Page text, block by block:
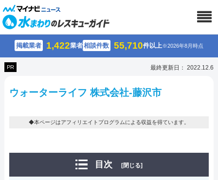
掲載業者 1,422業者相談件数 55,710件以上※2026年8月時点
PR 最終更新日： 2022.12.6
ウォーターライフ 株式会社-藤沢市
◆本ページはアフィリエイトプログラムによる収益を得ています。
目次 [閉じる]